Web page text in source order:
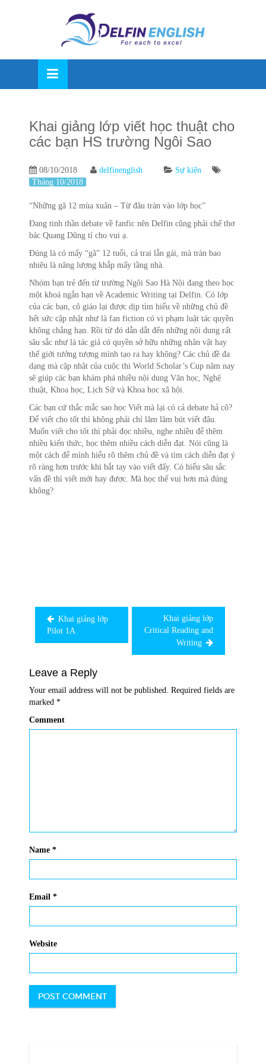
Khai giảng lớp viết học thuật cho
các bạn HS trường Ngôi Sao
08/10/2018 delfinenglish
Sự kiện
Tháng 10/2018
“Những gã 12 mùa xuân – Từ đâu tràn vào lớp học”
Đang tinh thần debate về fanfic nên Delfin cũng phải chế thơ
bác Quang Dũng tí cho vui ạ.
Đúng là có mấy “gã” 12 tuổi, cả trai lẫn gái, mà tràn bao
nhiêu là năng lượng khắp mấy tầng nhà.
Nhóm bạn trẻ đến từ trường Ngôi Sao Hà Nội đang theo học
một khoá ngắn hạn về Academic Writing tại Delfin. Có lớp
của các bạn, cô giáo lại được dịp tìm hiểu về những chủ đề
hết sức cập nhật như là fan fiction có vi phạm luật tác quyền
không chẳng hạn. Rồi từ đó dẫn dắt đến những nội dung rất
sâu sắc như là tác giả có quyền sở hữu những nhân vật hay
thế giới tưởng tượng mình tạo ra hay không? Các chủ đề đa
dạng mà cập nhật của cuộc thi World Scholar’s Cup năm nay
sẽ giúp các bạn khám phá nhiều nội dung Văn học, Nghệ
thuật, Khoa học, Lịch Sử và Khoa học xã hội.
Các bạn cứ thắc mắc sao học Viết mà lại có cả debate hả cô?
Để viết cho tốt thì không phải chỉ lăm lăm bút viết đâu.
Muốn viết cho tốt thì phải đọc nhiều, nghe nhiều để thêm
nhiều kiến thức, học thêm nhiều cách diễn đạt. Nói cũng là
một cách để mình hiểu rõ thêm chủ đề và tìm cách diễn đạt ý
rõ ràng hơn trước khi bắt tay vào viết đấy. Có hiểu sâu sắc
vấn đề thì viết mới hay được. Mà học thế vui hơn mà đúng
không?
Khai giảng lớp
Pilot 1A
Khai giảng lớp
Critical Reading and
Writing
Leave a Reply
Your email address will not be published.
Required fields are
marked *
Comment
Name *
Email *
Website